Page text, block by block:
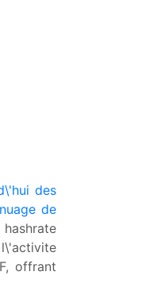
des
de
offrant